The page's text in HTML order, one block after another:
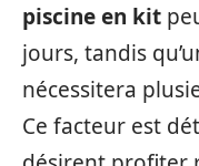
piscine en kit
jours, tandis
nécessitera
Ce facteur est